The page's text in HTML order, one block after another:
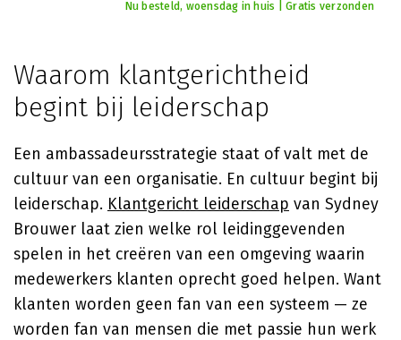
Nu besteld, woensdag in huis | Gratis verzonden
Waarom klantgerichtheid
begint bij leiderschap
Een ambassadeursstrategie staat of valt met de
cultuur van een organisatie. En cultuur begint bij
leiderschap. Klantgericht leiderschap van Sydney
Brouwer laat zien welke rol leidinggevenden
spelen in het creëren van een omgeving waarin
medewerkers klanten oprecht goed helpen. Want
klanten worden geen fan van een systeem — ze
worden fan van mensen die met passie hun werk